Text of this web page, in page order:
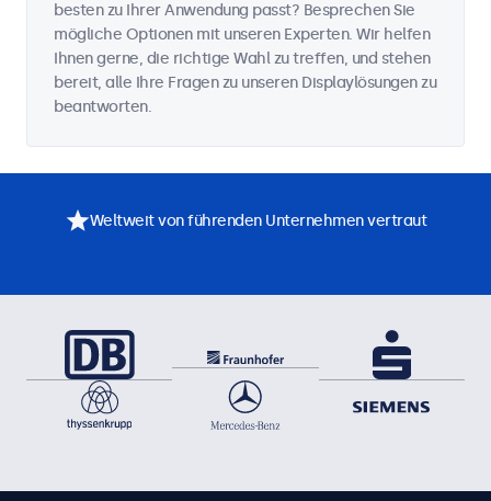
besten zu Ihrer Anwendung passt? Besprechen Sie
mögliche Optionen mit unseren Experten. Wir helfen
Ihnen gerne, die richtige Wahl zu treffen, und stehen
bereit, alle Ihre Fragen zu unseren Displaylösungen zu
beantworten.
Weltweit von führenden Unternehmen vertraut